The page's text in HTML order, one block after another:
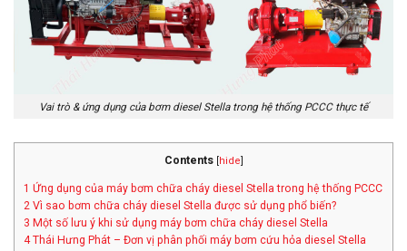
Vai trò & ứng dụng của bơm diesel Stella trong hệ thống PCCC thực tế
Contents hide
1 Ứng dụng của máy bơm chữa cháy diesel Stella trong hệ thống PCCC
2 Vì sao bơm chữa cháy diesel Stella được sử dụng phổ biến?
3 Một số lưu ý khi sử dụng máy bơm chữa cháy diesel Stella
4Thái Hưng Phát – Đơn vị phân phối máy bơm cứu hỏa diesel Stella